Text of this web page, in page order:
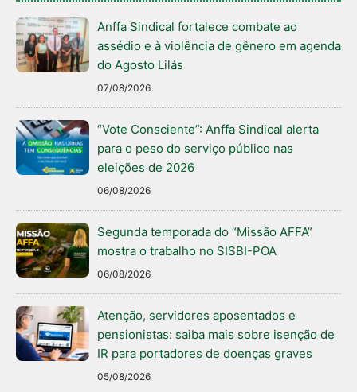
Anffa Sindical fortalece combate ao
assédio e à violência de gênero em agenda
do Agosto Lilás
07/08/2026
“Vote Consciente”: Anffa Sindical alerta
para o peso do serviço público nas
eleições de 2026
06/08/2026
Segunda temporada do “Missão AFFA”
mostra o trabalho no SISBI-POA
06/08/2026
Atenção, servidores aposentados e
pensionistas: saiba mais sobre isenção de
IR para portadores de doenças graves
05/08/2026